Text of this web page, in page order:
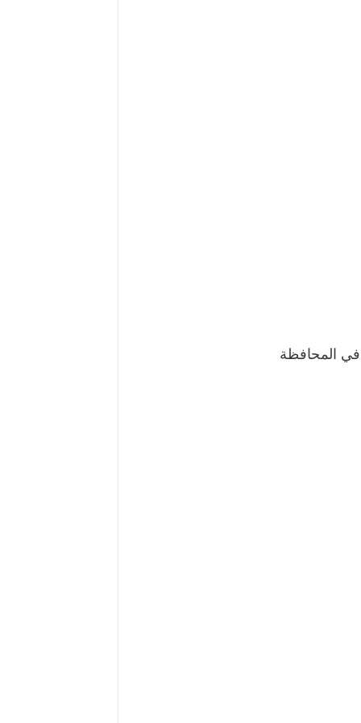
في المحافظة